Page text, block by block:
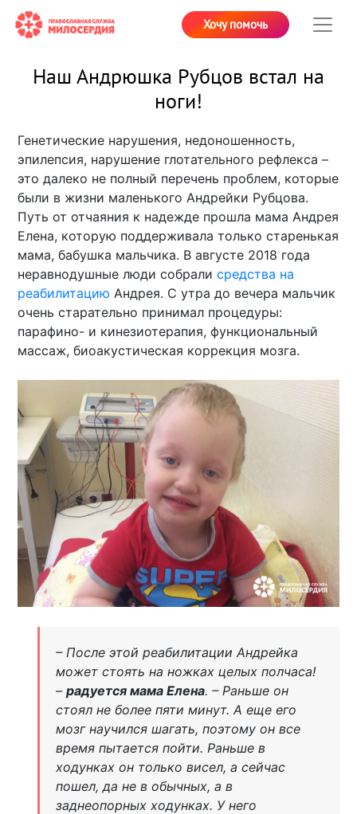
Хочу помочь
Наш Андрюшка Рубцов встал на
ноги!
Генетические нарушения, недоношенность,
эпилепсия, нарушение глотательного рефлекса –
это далеко не полный перечень проблем, которые
были в жизни маленького Андрейки Рубцова.
Путь от отчаяния к надежде прошла мама Андрея
Елена, которую поддерживала только старенькая
мама, бабушка мальчика. В августе 2018 года
неравнодушные люди собралисредства на
реабилитацию Андрея. С утра до вечера мальчик
очень старательно принимал процедуры:
парафино- и кинезиотерапия, функциональный
массаж, биоакустическая коррекция мозга.
– После этой реабилитации Андрейка
может стоять на ножках целых полчаса!
– радуется мама Елена. – Раньше он
стоял не более пяти минут. А еще его
мозг научился шагать, поэтому он все
время пытается пойти. Раньше в
ходунках он только висел, а сейчас
пошел, да не в обычных, а в
заднеопорных ходунках. У него